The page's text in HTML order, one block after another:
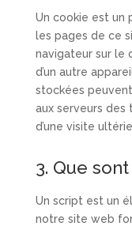
Un cookie est un
les pages de ce
navigateur sur le
d’un autre
stockées
aux serveurs des
d’une visite
3. Que
Un script est un
notre site web